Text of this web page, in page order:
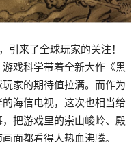
引来了全球玩家的关注！
戏科学带着全新大作《黑
家的期待值拉满。而作为
的海信电视，这次也相当给
把游戏里的崇山峻岭、殿
面都看得人热血沸腾。